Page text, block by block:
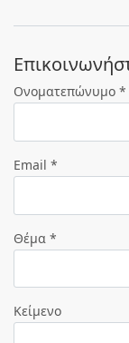
Ονοματεπώνυμο *
Email *
Θέμα *
Κείμενο